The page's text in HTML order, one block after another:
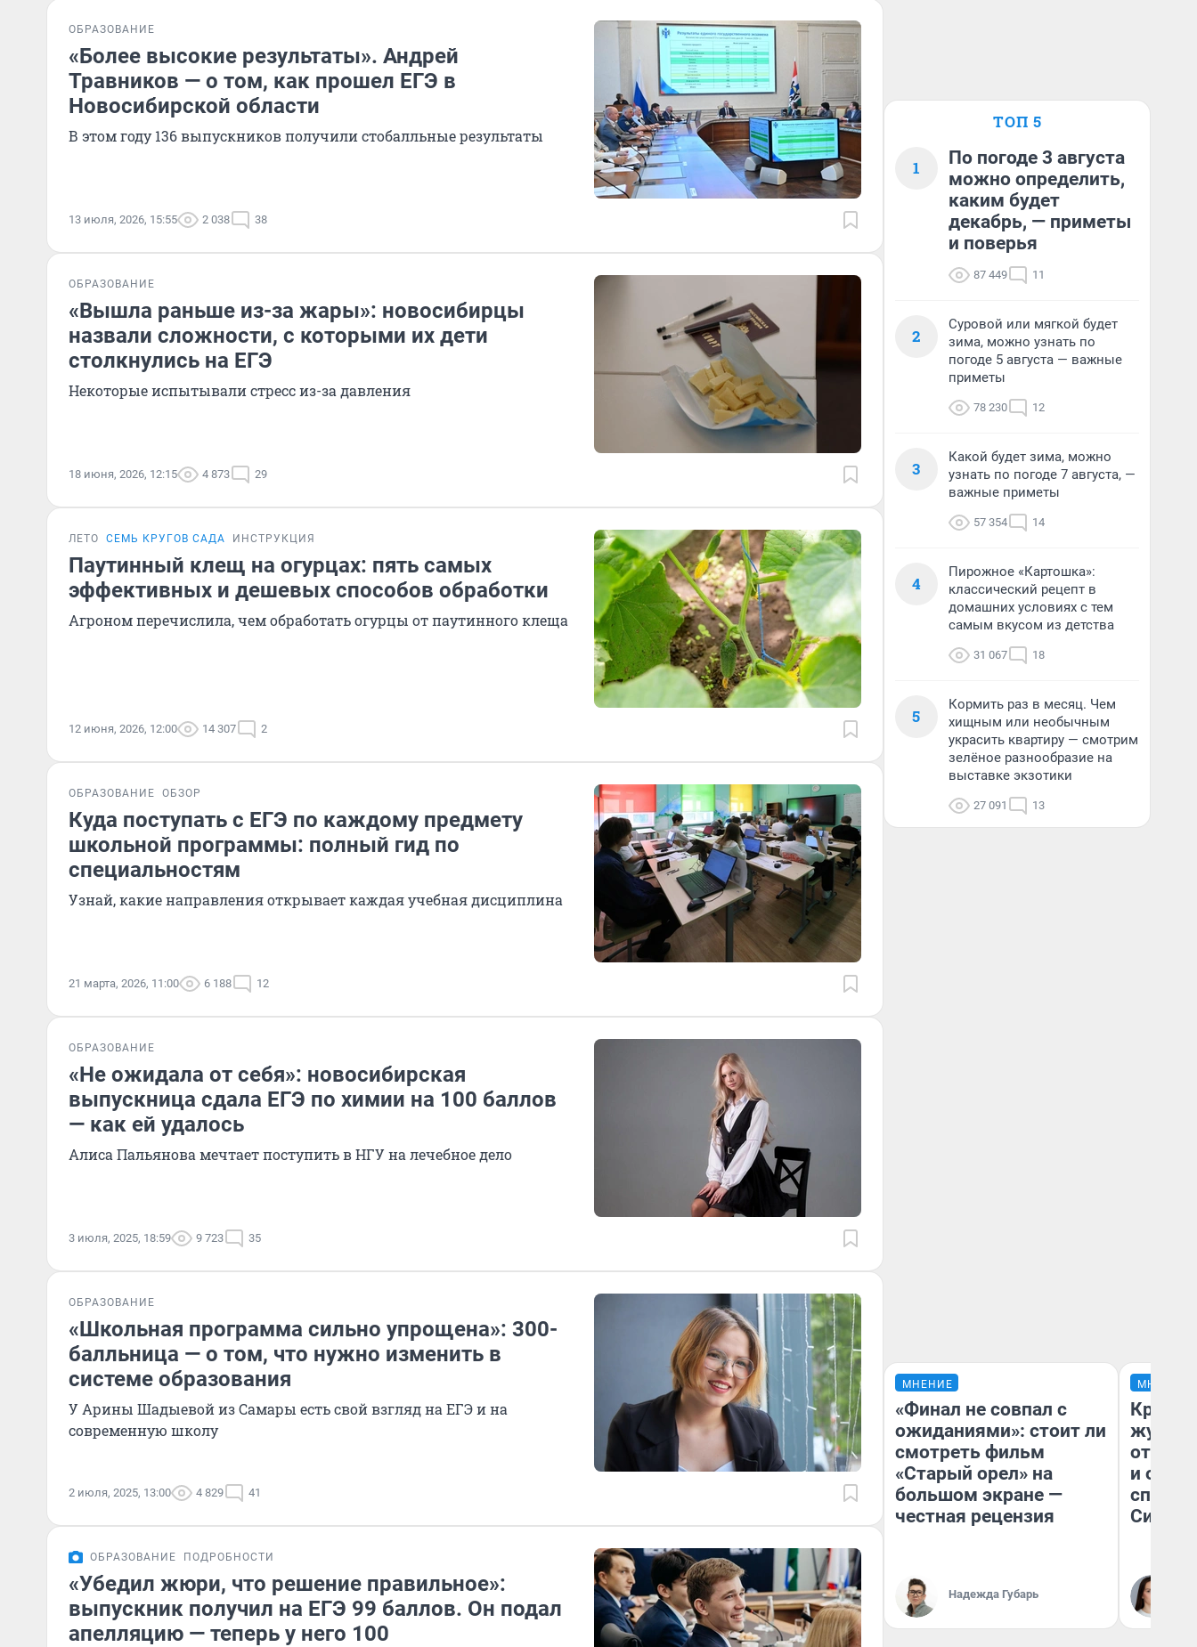
ОБРАЗОВАНИЕ
«Более высокие результаты». Андрей
Травников — о том, как прошел ЕГЭ в
Новосибирской области
В этом году 136 выпускников получили стобалльные результаты
13 июля, 2026, 15:55 2 038 38
ОБРАЗОВАНИЕ
«Вышла раньше из-за жары»: новосибирцы
назвали сложности, с которыми их дети
столкнулись на ЕГЭ
Некоторые испытывали стресс из-за давления
18 июня, 2026, 12:15 4 873 29
ЛЕТО СЕМЬ КРУГОВ САДА ИНСТРУКЦИЯ
Паутинный клещ на огурцах: пять самых
эффективных и дешевых способов обработки
Агроном перечислила, чем обработать огурцы от паутинного клеща
12 июня, 2026, 12:00 14 307 2
ОБРАЗОВАНИЕ ОБЗОР
Куда поступать с ЕГЭ по каждому предмету
школьной программы: полный гид по
специальностям
Узнай, какие направления открывает каждая учебная дисциплина
21 марта, 2026, 11:00 6 188 12
ОБРАЗОВАНИЕ
«Не ожидала от себя»: новосибирская
выпускница сдала ЕГЭ по химии на 100 баллов
— как ей удалось
Алиса Пальянова мечтает поступить в НГУ на лечебное дело
3 июля, 2025, 18:59 9 723 35
ОБРАЗОВАНИЕ
«Школьная программа сильно упрощена»: 300-
балльница — о том, что нужно изменить в
системе образования
У Арины Шадыевой из Самары есть свой взгляд на ЕГЭ и на
современную школу
2 июля, 2025, 13:00 4 829 41
ОБРАЗОВАНИЕ ПОДРОБНОСТИ
«Убедил жюри, что решение правильное»:
выпускник получил на ЕГЭ 99 баллов. Он подал
апелляцию — теперь у него 100
ТОП 5
1
По погоде 3 августа
можно определить,
каким будет
декабрь, — приметы
и поверья
87 449 11
2
Суровой или мягкой будет
зима, можно узнать по
погоде 5 августа — важные
приметы
78 230 12
3
Какой будет зима, можно
узнать по погоде 7 августа, —
важные приметы
57 354 14
4
Пирожное «Картошка»:
классический рецепт в
домашних условиях с тем
самым вкусом из детства
31 067 18
5
Кормить раз в месяц. Чем
хищным или необычным
украсить квартиру — смотрим
зелёное разнообразие на
выставке экзотики
27 091 13
МНЕНИЕ
«Финал не совпал с
ожиданиями»: стоит ли
смотреть фильм
«Старый орел» на
большом экране —
честная рецензия
Надежда Губарь
МНЕНИЕ
и
споре